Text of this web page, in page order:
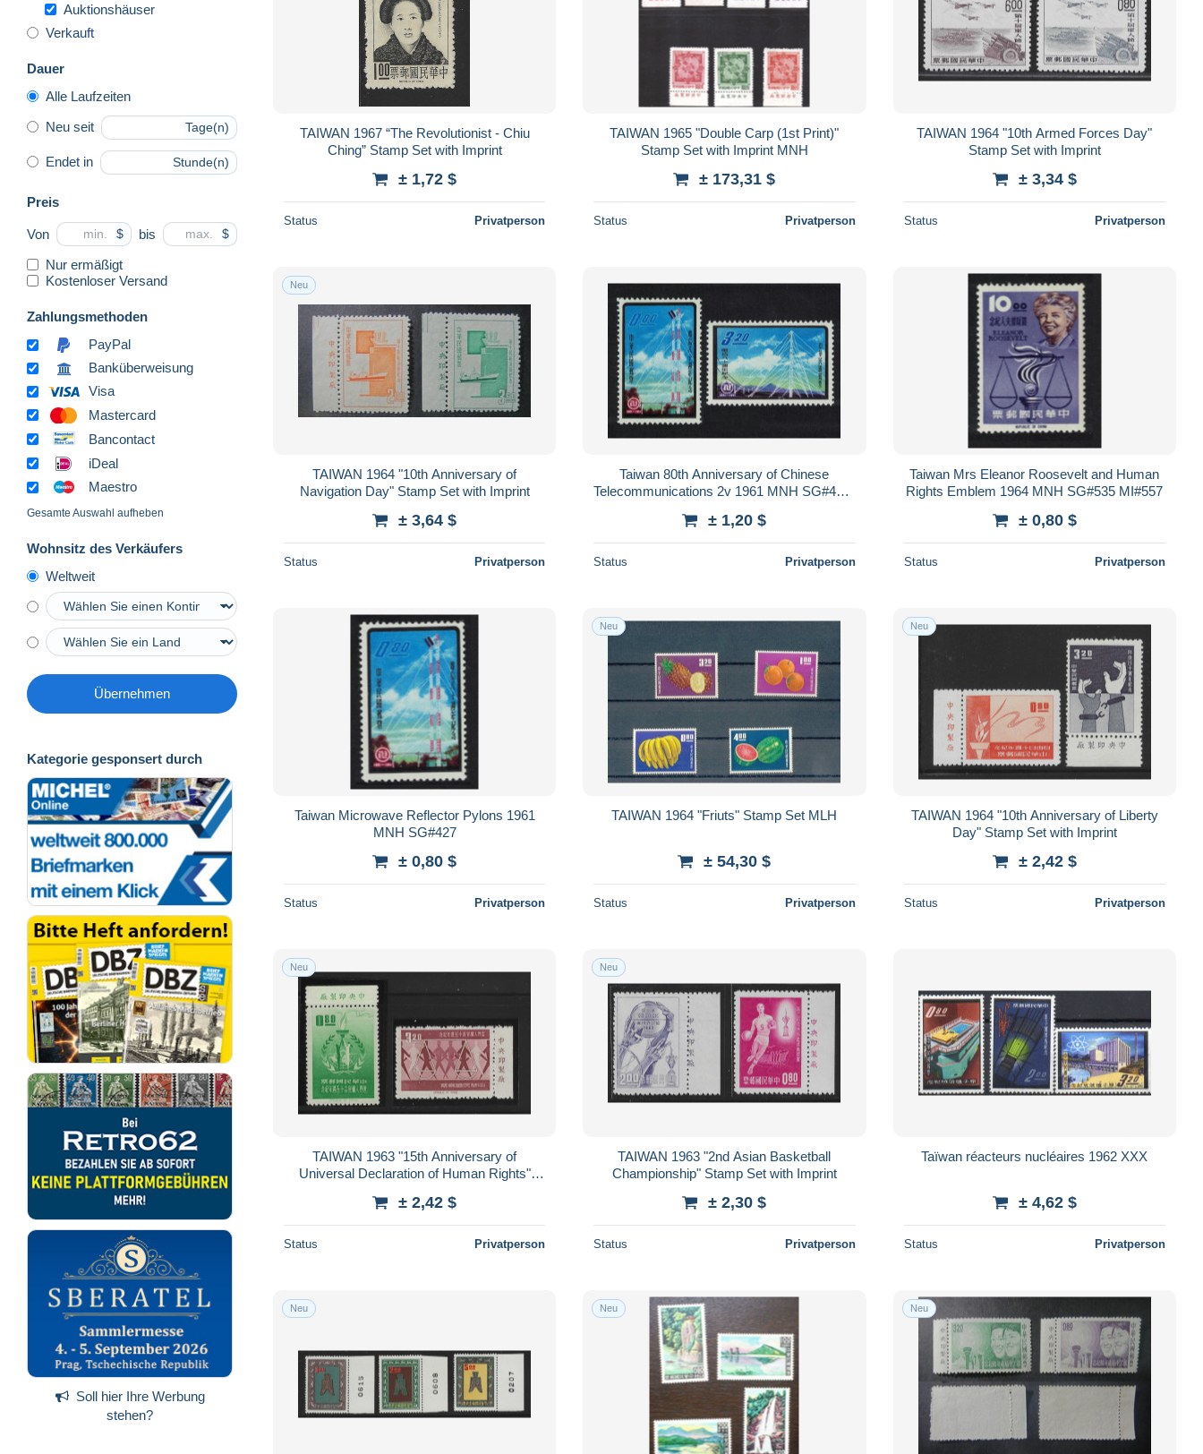
Auktionshäuser
Verkauft
Dauer
Alle Laufzeiten
Neu seit Tage(n)
Endet in Stunde(n)
Preis
Von $ bis $
Nur ermäßigt
Kostenloser Versand
Zahlungsmethoden
PayPal
Banküberweisung
Visa
Mastercard
Bancontact
iDeal
Maestro
Gesamte Auswahl aufheben
Wohnsitz des Verkäufers
Weltweit
Übernehmen
Kategorie gesponsert durch
Soll hier Ihre Werbung
stehen?
TAIWAN 1967 “The Revolutionist - Chiu
Ching” Stamp Set with Imprint
± 1,72 $
Status Privatperson
TAIWAN 1965 "Double Carp (1st Print)"
Stamp Set with Imprint MNH
± 173,31 $
Status Privatperson
TAIWAN 1964 "10th Armed Forces Day"
Stamp Set with Imprint
± 3,34 $
Status Privatperson
Neu
TAIWAN 1964 "10th Anniversary of
Navigation Day" Stamp Set with Imprint
± 3,64 $
Status Privatperson
Taiwan 80th Anniversary of Chinese
Telecommunications 2v 1961 MNH SG#427-
± 1,20 $
Status Privatperson
Taiwan Mrs Eleanor Roosevelt and Human
Rights Emblem 1964 MNH SG#535 MI#557
± 0,80 $
Status Privatperson
Taiwan Microwave Reflector Pylons 1961
MNH SG#427
± 0,80 $
Status Privatperson
Neu
TAIWAN 1964 "Friuts" Stamp Set MLH
± 54,30 $
Status Privatperson
Neu
TAIWAN 1964 "10th Anniversary of Liberty
Day" Stamp Set with Imprint
± 2,42 $
Status Privatperson
Neu
TAIWAN 1963 "15th Anniversary of
Universal Declaration of Human Rights"
± 2,42 $
Status Privatperson
Neu
TAIWAN 1963 "2nd Asian Basketball
Championship" Stamp Set with Imprint
± 2,30 $
Status Privatperson
Taïwan réacteurs nucléaires 1962 XXX
± 4,62 $
Status Privatperson
Neu Neu Neu